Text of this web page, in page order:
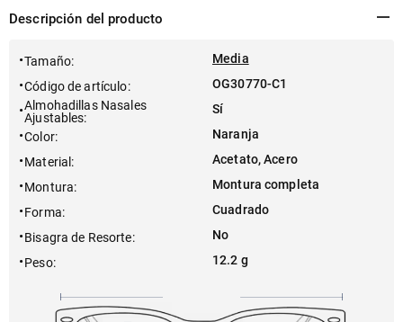
Descripción del producto
Tamaño:
Media
Código de artículo:
OG30770-C1
Almohadillas Nasales
Ajustables:
Sí
Color:
Naranja
Material :
Acetato, Acero
Montura:
Montura completa
Forma:
Cuadrado
Bisagra de Resorte:
No
Peso: 12.2 g